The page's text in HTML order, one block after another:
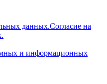
данных.Согласие на
и информационных